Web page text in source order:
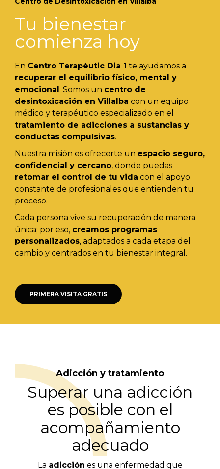
Tu bienestar
comienza hoy
En Centro Terapèutic Dia 1 te ayudamos a
recuperar el equilibrio físico, mental y
emocional. Somos un centro de
desintoxicación en Villalba con un equipo
médico y terapéutico especializado en el
tratamiento de adicciones a sustancias y
conductas compulsivas.
Nuestra misión es ofrecerte un espacio seguro,
confidencial y cercano, donde puedas
retomar el control de tu vida con el apoyo
constante de profesionales que entienden tu
proceso.
Cada persona vive su recuperación de manera
única; por eso, creamos programas
personalizados, adaptados a cada etapa del
cambio y centrados en tu bienestar integral.
PRIMERA VISITA GRATIS
Adicción y tratamiento
Superar una adicción
es posible con el
acompañamiento
adecuado
La adicción es una enfermedad que